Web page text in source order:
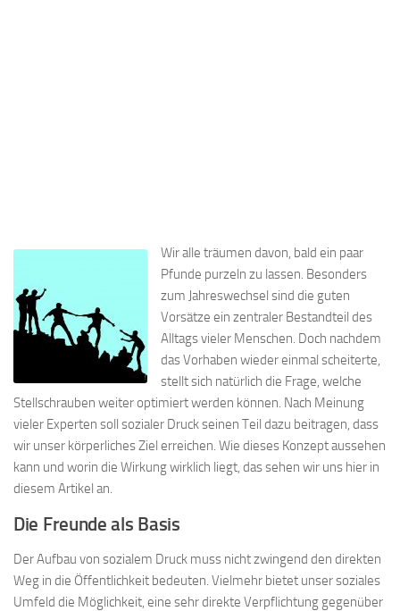
Wir alle träumen davon, bald ein paar
Pfunde purzeln zu lassen. Besonders
zum Jahreswechsel sind die guten
Vorsätze ein zentraler Bestandteil des
Alltags vieler Menschen. Doch nachdem
das Vorhaben wieder einmal scheiterte,
stellt sich natürlich die Frage, welche
Stellschrauben weiter optimiert werden können. Nach Meinung
vieler Experten soll sozialer Druck seinen Teil dazu beitragen, dass
wir unser körperliches Ziel erreichen. Wie dieses Konzept aussehen
kann und worin die Wirkung wirklich liegt, das sehen wir uns hier in
diesem Artikel an.
Die Freunde als Basis
Der Aufbau von sozialem Druck muss nicht zwingend den direkten
Weg in die Öffentlichkeit bedeuten. Vielmehr bietet unser soziales
Umfeld die Möglichkeit, eine sehr direkte Verpflichtung gegenüber